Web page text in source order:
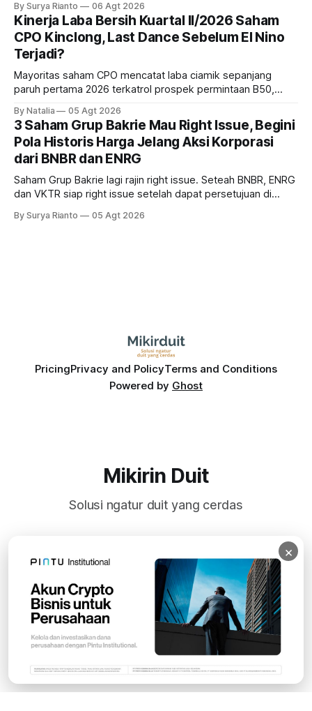
bank ke depannya?
By Surya Rianto 06 Agt 2026
Kinerja Laba Bersih Kuartal II/2026 Saham
CPO Kinclong, Last Dance Sebelum El Nino
Terjadi?
Mayoritas saham CPO mencatat laba ciamik sepanjang
paruh pertama 2026 terkatrol prospek permintaan B50,
diprediksi semakin terlihat mendekati 2027. Kira-kira gimana
prospeknya? apakah masih menarik dilirik sektor ini?
By Natalia 05 Agt 2026
3 Saham Grup Bakrie Mau Right Issue, Begini
Pola Historis Harga Jelang Aksi Korporasi
dari BNBR dan ENRG
Saham Grup Bakrie lagi rajin right issue. Seteah BNBR, ENRG
dan VKTR siap right issue setelah dapat persetujuan di
pola saham Grup Bakrie jelang right issue
By Surya Rianto 05 Agt 2026
PricingPrivacy and PolicyTerms and Conditions
Powered by Ghost
Mikirin Duit
Solusi ngatur duit yang cerdas
Subscribe
×